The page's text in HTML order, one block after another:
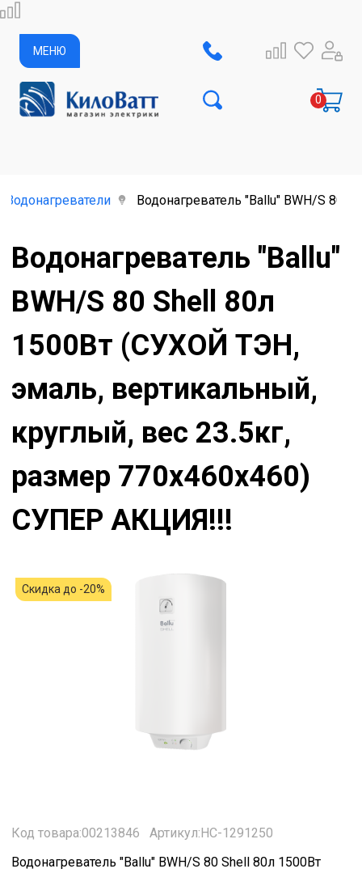
МЕНЮ
Водонагреватели Водонагреватель "Ballu" BWH/S 80
Водонагреватель "Ballu"
BWH/S 80 Shell 80л
1500Вт (СУХОЙ ТЭН,
эмаль, вертикальный,
круглый, вес 23.5кг,
размер 770х460х460)
СУПЕР АКЦИЯ!!!
Скидка до -20%
Код товара:00213846
Артикул:НС-1291250
Водонагреватель "Ballu" BWH/S 80 Shell 80л 1500Вт